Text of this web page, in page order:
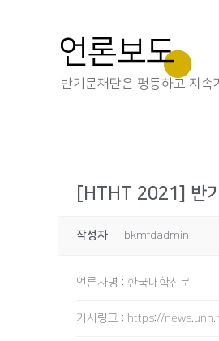
언론보도
반기문재단은 평등하고 지속
[HTHT 2021] 반기
작성자 bkmfdadmin
언론사명 : 한국대학신문
기사링크 : https://